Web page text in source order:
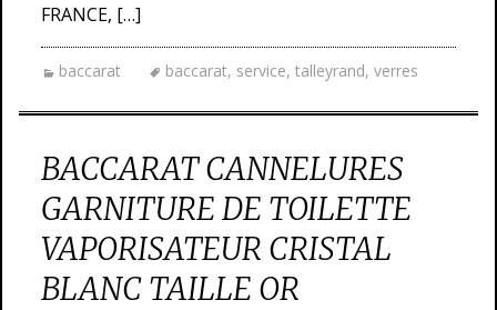
FRANCE, […]
baccarat baccarat, service, talleyrand, verres
BACCARAT CANNELURES
GARNITURE DE TOILETTE
VAPORISATEUR CRISTAL
BLANC TAILLE OR